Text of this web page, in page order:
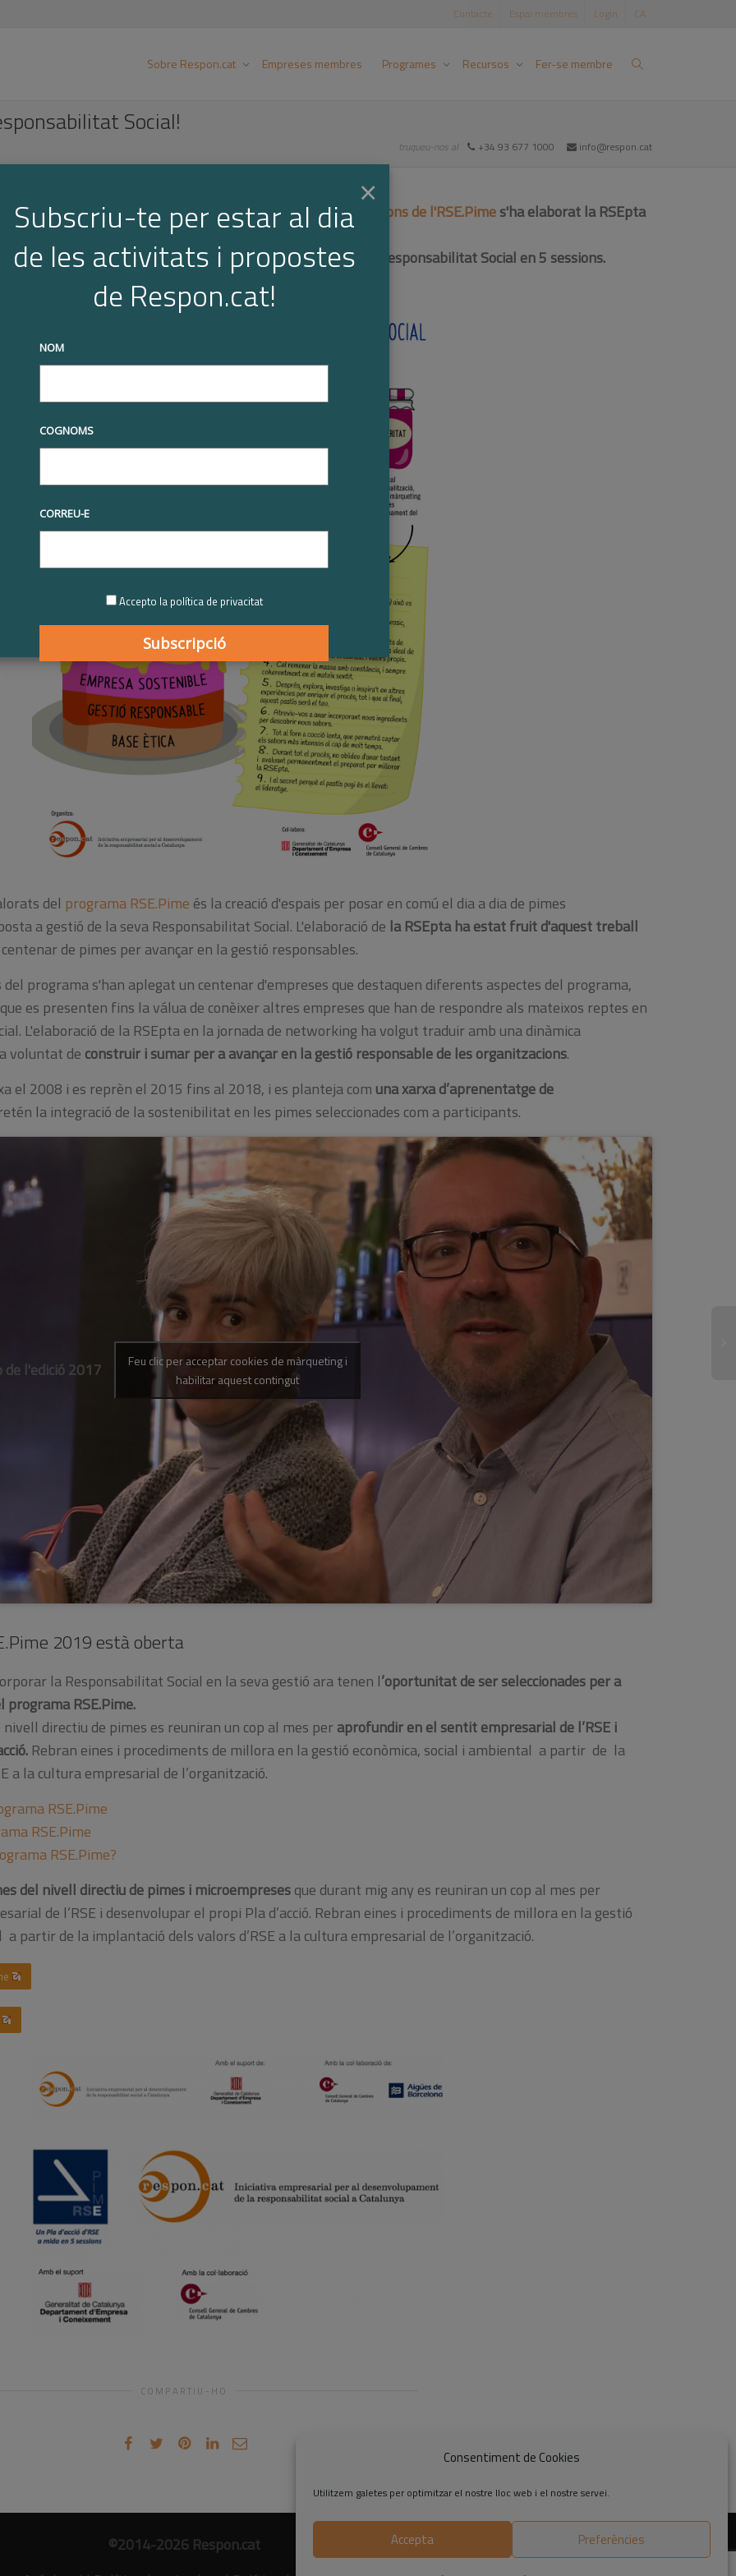
Consentiment de Cookies
Utilitzem galetes per optimitzar el nostre lloc web i el nostre servei.
Accepta Preferències
Contacte Espai membres Login CA
Sobre Respon.cat Empreses membres Programes Recursos Fer-se membre
Social!
truqueu-nos al +34 93 677 1000 info@respon.cat
de Networking amb pimes participants del les diferents edicions de l'RSE.Pimes'ha elaborat la RSEpta
per a les Pimes catalanes d’elaborar un pla d’acció de Responsabilitat Social en 5 sessions.
del programa RSE.Pime és la creació d'espais per posar en comú el dia a dia de pimes
a gestió de la seva Responsabilitat Social. L'elaboració de la RSEpta ha estat fruit d'aquest treball
de pimes per avançar en la gestió responsables.
programa s'han aplegat un centenar d'empreses que destaquen diferents aspectes del programa,
es presenten fins la válua de conèixer altres empreses que han de respondre als mateixos reptes en
L'elaboració de la RSEpta en la jornada de networking ha volgut traduir amb una dinàmica
voluntat de construir i sumar per a avançar en la gestió responsable de les organitzacions.
el 2008 i es reprèn el 2015 fins al 2018, i es planteja com una xarxa d’aprenentatge de
la integració de la sostenibilitat en les pimes seleccionades com a participants.
de l'edició 2017
Feu clic per acceptar cookies de màrqueting i
habilitar aquest contingut
2019 està oberta
la Responsabilitat Social en la seva gestió ara tenen l’oportunitat de ser seleccionades per a
RSE.Pime.
directiu de pimes es reuniran un cop al mes peraprofundir en el sentit empresarial de l’RSE i
Rebran eines i procediments de millora en la gestió econòmica, social i ambiental a partir de la
a la cultura empresarial de l’organització.
RSE.Pime
RSE.Pime
RSE.Pime?
del nivell directiu de pimes i microempresesque durant mig any es reuniran un cop al mes per
de l’RSE i desenvolupar el propi Pla d’acció. Rebran eines i procediments de millora en la gestió
partir de la implantació dels valors d’RSE a la cultura empresarial de l’organització.
COMPARTIU-HO
©2014-2026 Respon.cat
×
Subscriu-te per estar al dia
de les activitats i propostes
de Respon.cat!
NOM
COGNOMS
CORREU-E
Accepto la política de privacitat